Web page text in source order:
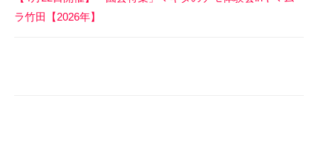
ラ竹田【2026年】